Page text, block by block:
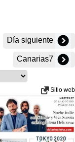
Día siguiente
Canarias7
Sitio web